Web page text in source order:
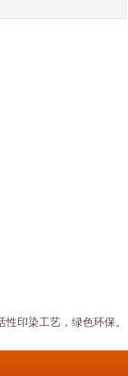
印染工艺，绿色环保。